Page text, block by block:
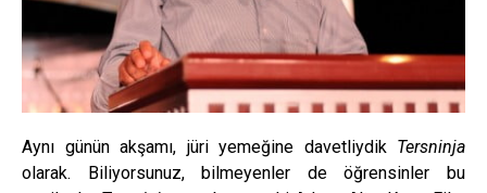
Aynı günün akşamı, jüri yemeğine davetliydik Tersninja
olarak. Biliyorsunuz, bilmeyenler de öğrensinler bu